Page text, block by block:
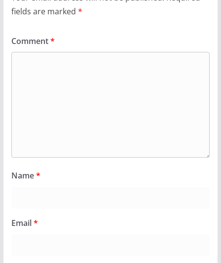
fields are marked *
Comment*
Name*
Email*